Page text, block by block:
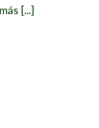
[...]